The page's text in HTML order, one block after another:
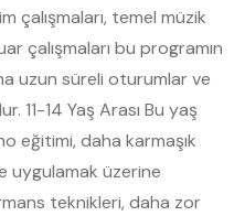
çalışmaları, temel müzik
çalışmaları bu programın
uzun süreli oturumlar ve
11-14 Yaş Arası Bu yaş
eğitimi, daha karmaşık
uygulamak üzerine
teknikleri, daha zor